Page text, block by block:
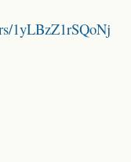
1yLBzZ1rSQoNj